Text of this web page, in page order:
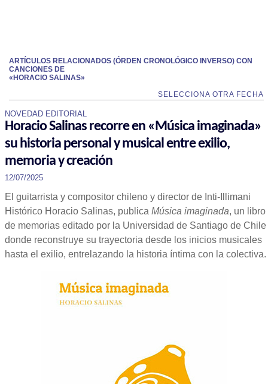
ARTÍCULOS RELACIONADOS (ÓRDEN CRONOLÓGICO INVERSO) CON
CANCIONES DE
«HORACIO SALINAS»
SELECCIONA OTRA FECHA
NOVEDAD EDITORIAL
Horacio Salinas recorre en «Música imaginada»
su historia personal y musical entre exilio,
memoria y creación
12/07/2025
El guitarrista y compositor chileno y director de Inti-Illimani
Histórico Horacio Salinas, publica Música imaginada, un libro
de memorias editado por la Universidad de Santiago de Chile
donde reconstruye su trayectoria desde los inicios musicales
hasta el exilio, entrelazando la historia íntima con la colectiva.